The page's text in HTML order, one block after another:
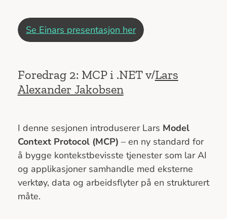
Se Einars presentasjon her
Foredrag 2: MCP i .NET v/Lars
Alexander Jakobsen
I denne sesjonen introduserer Lars Model
Context Protocol (MCP) – en ny standard for
å bygge kontekstbevisste tjenester som lar AI
og applikasjoner samhandle med eksterne
verktøy, data og arbeidsflyter på en strukturert
måte.